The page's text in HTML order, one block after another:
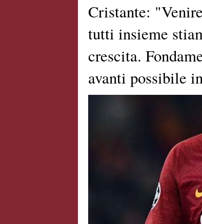
Cristante:
tutti insieme
crescita.
avanti possibile